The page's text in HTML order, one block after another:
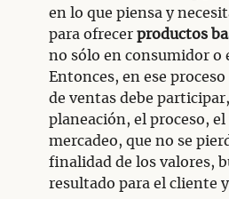
en lo que piensa y
para ofrecer productos
no sólo en consumidor o
Entonces, en ese
de ventas debe
planeación, el proceso,
mercadeo, que no se
finalidad de los valores,
resultado para el cliente